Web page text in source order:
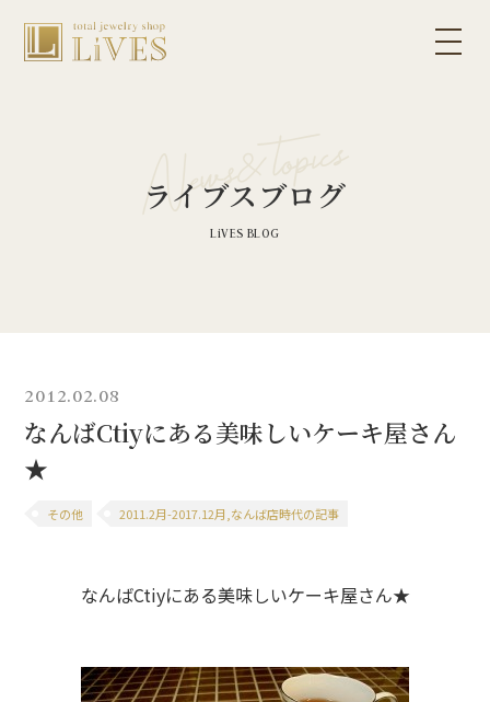
ライブスブログ
2012.02.08
なんばCtiyにある美味しいケーキ屋さん
★
その他 2011.2月-2017.12月,なんば店時代の記事
なんばCtiyにある美味しいケーキ屋さん★